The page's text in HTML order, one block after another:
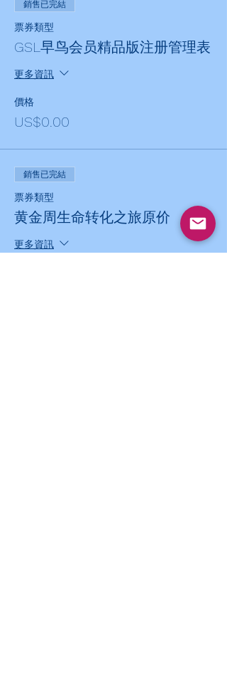
銷售已完結
票券類型
GSL早鸟会员精品版注册管理表
更多資訊
價格
US$0.00
銷售已完結
票券類型
黄金周生命转化之旅原价
更多資訊